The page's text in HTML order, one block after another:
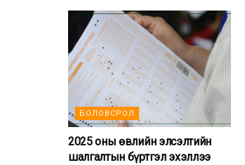
БОЛОВСРОЛ
2025 оны өвлийн элсэлтийн
шалгалтын бүртгэл эхэллээ